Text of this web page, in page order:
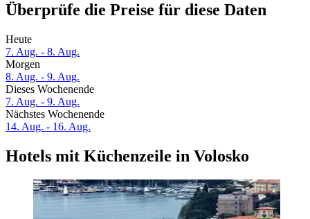
Überprüfe die Preise für diese Daten
Heute
7. Aug. - 8. Aug.
Morgen
8. Aug. - 9. Aug.
Dieses Wochenende
7. Aug. - 9. Aug.
Nächstes Wochenende
14. Aug. - 16. Aug.
Hotels mit Küchenzeile in Volosko